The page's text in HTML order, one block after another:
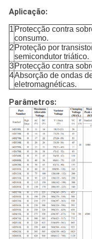
Aplicação:
1Protecção contra
consumo.
2 Proteção por
semicondutor triático.
3Protecção contra
4Absorção de ondas
eletromagnéticas.
Parâmetros: